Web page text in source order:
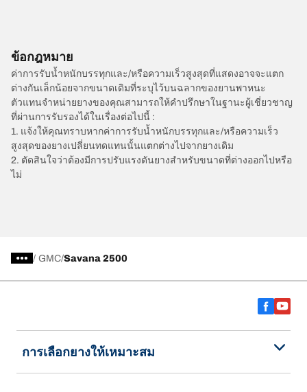
ข้อกฎหมาย
ค่าการรับน้ำหนักบรรทุกและ/หรือความเร็วสูงสุดที่แสดงอาจจะแตก
ต่างกันเล็กน้อยจากขนาดเดิมที่ระบุไว้บนฉลากของยานพาหนะ
ตัวแทนจำหน่ายยางของคุณสามารถให้คำปรึกษาในฐานะผู้เชี่ยวชาญ
ที่ผ่านการรับรองได้ในเรื่องต่อไปนี้ :
1. แจ้งให้คุณทราบหากค่าการรับน้ำหนักบรรทุกและ/หรือความเร็ว
สูงสุดของยางเปลี่ยนทดแทนนั้นแตกต่างไปจากยางเดิม
2. ตัดสินใจว่าต้องมีการปรับแรงดันยางสำหรับขนาดที่ต่างออกไปหรือ
ไม่
/ GMC Savana 2500
การเลือกยางให้เหมาะสม